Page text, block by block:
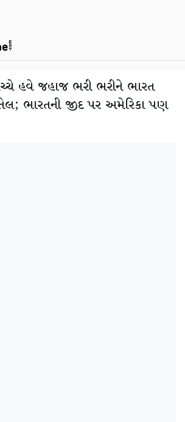
હવે જહાજ ભરી ભરીને ભારત
ભારતની જીદ પર અમેરિકા પણ